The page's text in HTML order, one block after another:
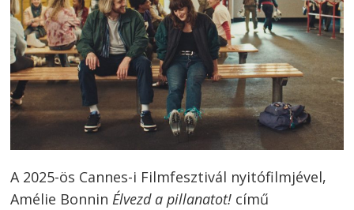
A 2025-ös Cannes-i Filmfesztivál nyitófilmjével,
Amélie Bonnin Élvezd a pillanatot! című